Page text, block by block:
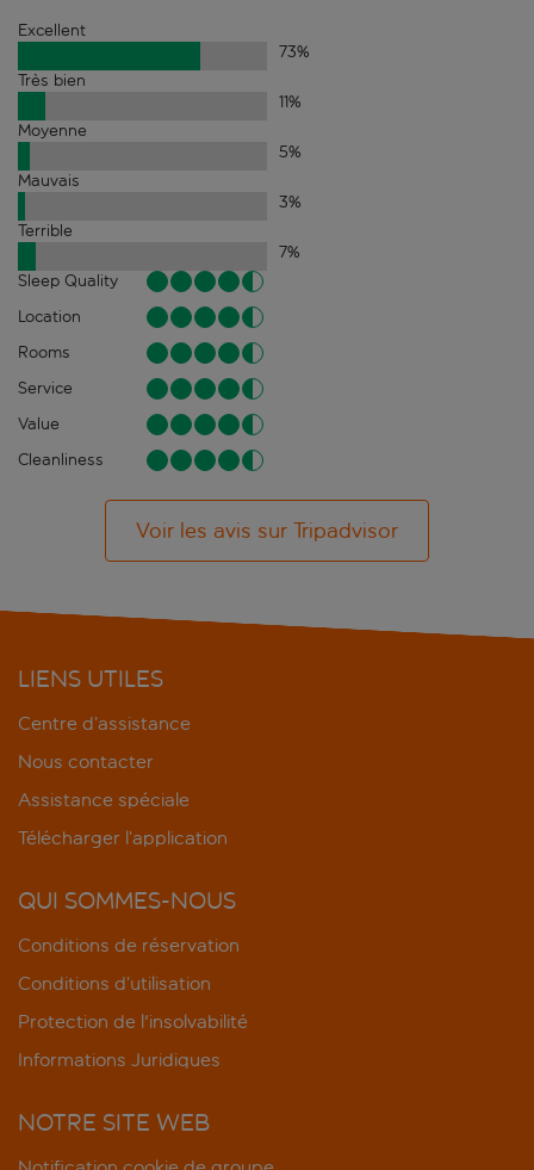
Excellent
73%
Très bien
11%
Moyenne
5%
Mauvais
3%
Terrible
7%
Sleep Quality
Location
Rooms
Service
Value
Cleanliness
Voir les avis sur Tripadvisor
LIENS UTILES
Centre d’assistance
Nous contacter
Assistance spéciale
Télécharger l’application
QUI SOMMES-NOUS
Conditions de réservation
Conditions d’utilisation
Protection de l'insolvabilité
Informations Juridiques
NOTRE SITE WEB